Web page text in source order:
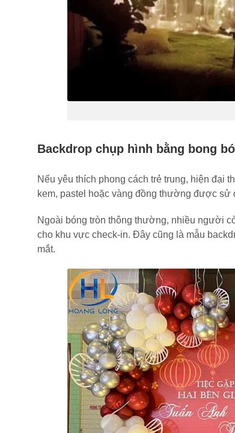
Backdrop chụp hình bằng bong
Nếu yêu thích phong cách trẻ trung, hiện đại
kem, pastel hoặc vàng đồng thường được sử
Ngoài bóng tròn thông thường, nhiều người
cho khu vực check-in. Đây cũng là mẫu
mắt.